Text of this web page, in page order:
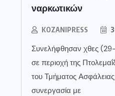
ναρκωτικών
KOZANIPRESS
Συνελήφθησαν χθες
σε περιοχή της
του Τμήματος
συνεργασία με